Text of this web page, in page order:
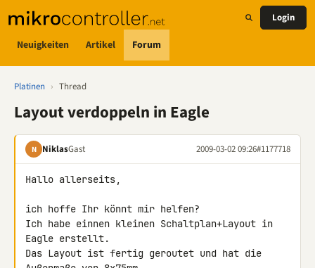
Neuigkeiten Artikel Forum
Login
Platinen › Thread
Layout verdoppeln in Eagle
N NiklasGast 2009-03-02 09:26#1177718
Hallo allerseits,
ich hoffe Ihr könnt mir helfen?
Ich habe einnen kleinen Schaltplan+Layout in
Eagle erstellt.
Das Layout ist fertig geroutet und hat die